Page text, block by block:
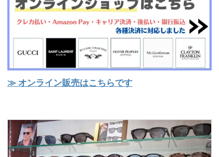
≫ オンライン販売はこちらです